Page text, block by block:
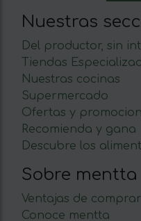
Nuestras
Del productor, sin
Tiendas
Nuestras cocinas
Supermercado
Ofertas y
Recomienda y gana
Descubre los
Sobre mentta
Ventajas de
Conoce mentta